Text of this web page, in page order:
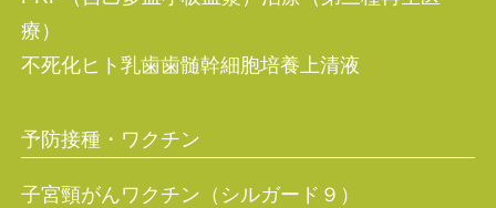
療）
不死化ヒト乳歯歯髄幹細胞培養上清液
予防接種・ワクチン
子宮頸がんワクチン（シルガード９）